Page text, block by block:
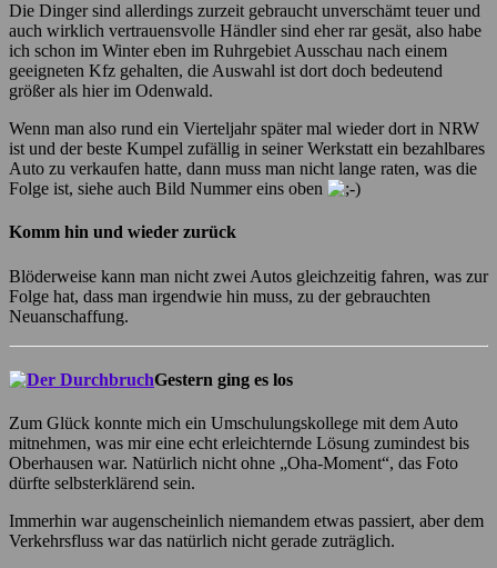
Die Dinger sind allerdings zurzeit gebraucht unverschämt teuer und
auch wirklich vertrauensvolle Händler sind eher rar gesät, also habe
ich schon im Winter eben im Ruhrgebiet Ausschau nach einem
geeigneten Kfz gehalten, die Auswahl ist dort doch bedeutend
größer als hier im Odenwald.
Wenn man also rund ein Vierteljahr später mal wieder dort in NRW
ist und der beste Kumpel zufällig in seiner Werkstatt ein bezahlbares
Auto zu verkaufen hatte, dann muss man nicht lange raten, was die
Folge ist, siehe auch Bild Nummer eins oben
Komm hin und wieder zurück
Blöderweise kann man nicht zwei Autos gleichzeitig fahren, was zur
Folge hat, dass man irgendwie hin muss, zu der gebrauchten
Neuanschaffung.
Gestern ging es los
Zum Glück konnte mich ein Umschulungskollege mit dem Auto
mitnehmen, was mir eine echt erleichternde Lösung zumindest bis
Oberhausen war. Natürlich nicht ohne „Oha-Moment“, das Foto
dürfte selbsterklärend sein.
Immerhin war augenscheinlich niemandem etwas passiert, aber dem
Verkehrsfluss war das natürlich nicht gerade zuträglich.